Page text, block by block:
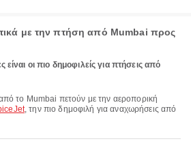
με την πτήση από Mumbai προς
είναι οι πιο δημοφιλείς για πτήσεις από
, την πιο δημοφιλή για αναχωρήσεις από